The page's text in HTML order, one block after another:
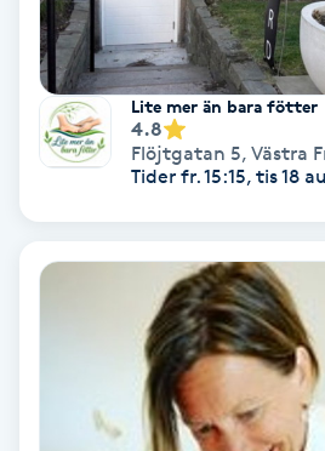
Gua Sha-massage
Hatha Yoga
Healing
Lite mer än bara fötter
4.8
Flöjtgatan 5, Västra
Tider fr. 15:15, tis 18